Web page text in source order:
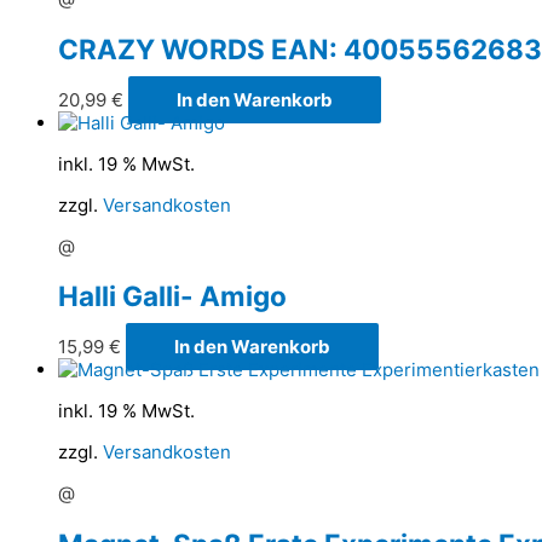
CRAZY WORDS EAN:
20,99 € In den Warenkorb
inkl. 19 % MwSt.
zzgl. Versandkosten
@
Halli Galli- Amigo
15,99 € In den Warenkorb
inkl. 19 % MwSt.
zzgl. Versandkosten
@